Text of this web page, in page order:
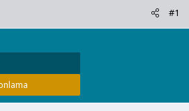
#1